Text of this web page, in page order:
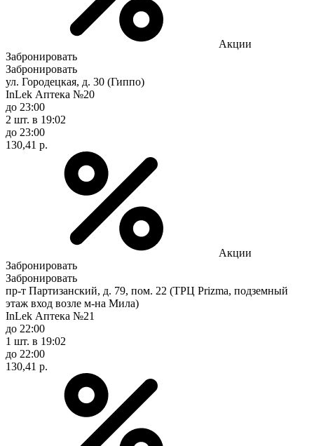
Акции
Забронировать
Забронировать
ул. Городецкая, д. 30 (Гиппо)
InLek Аптека №20
до 23:00
2 шт. в 19:02
до 23:00
130,41 р.
Акции
Забронировать
Забронировать
пр-т Партизанский, д. 79, пом. 22 (ТРЦ Prizma, подземный
этаж вход возле м-на Мила)
InLek Аптека №21
до 22:00
1 шт. в 19:02
до 22:00
130,41 р.